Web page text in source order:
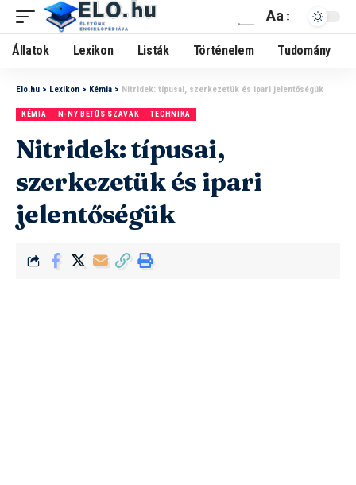
Aa
Állatok Lexikon Listák Történelem Tudomány
Elo.hu > Lexikon > Kémia > Nitridek: típusai, szerkezetük és ipari jelentőségük
KÉMIA N-NY BETŰS SZAVAK TECHNIKA
Nitridek: típusai,
szerkezetük és ipari
jelentőségük